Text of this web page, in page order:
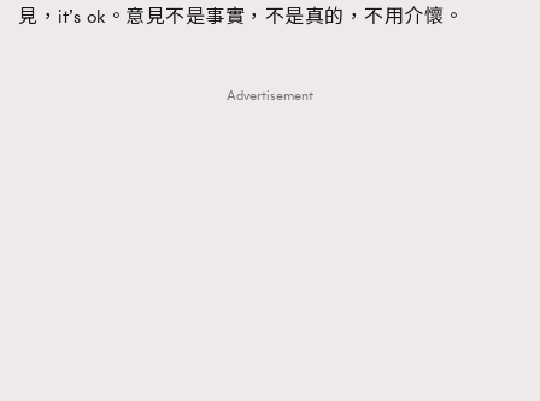
見，it’s ok。意見不是事實，不是真的，不用介懷。
Advertisement